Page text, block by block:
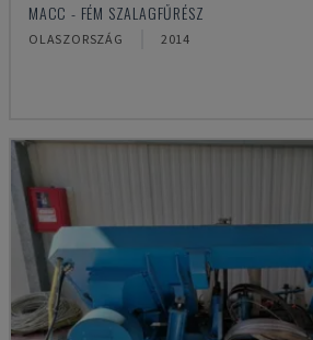
MACC - FÉM SZALAGFŰRÉSZ
OLASZORSZÁG 2014